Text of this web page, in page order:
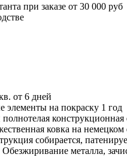
при заказе от 30 000 руб
от 6 дней
элементы на покраску 1 год
полнотелая
ковка на
собирается,
Обезжиривание металла,